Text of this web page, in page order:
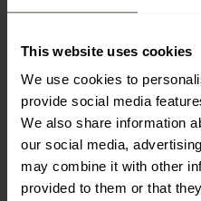
This website uses cookies
We use cookies to
provide social media
We also share information
our social media,
may combine it with other
provided to them or that